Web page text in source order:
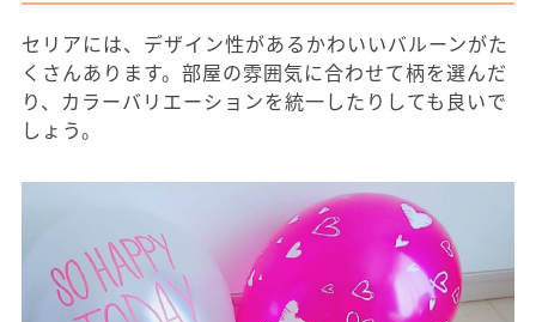
セリアには、デザイン性があるかわいいバルーンがた
くさんあります。部屋の雰囲気に合わせて柄を選んだ
り、カラーバリエーションを統一したりしても良いで
しょう。